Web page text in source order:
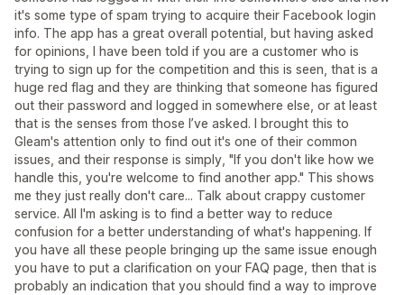
it's some type of spam trying to acquire their Facebook login
info. The app has a great overall potential, but having asked
for opinions, I have been told if you are a customer who is
trying to sign up for the competition and this is seen, that is a
huge red flag and they are thinking that someone has figured
out their password and logged in somewhere else, or at least
that is the senses from those I’ve asked. I brought this to
Gleam's attention only to find out it's one of their common
issues, and their response is simply, "If you don't like how we
handle this, you're welcome to find another app." This shows
me they just really don't care... Talk about crappy customer
service. All I'm asking is to find a better way to reduce
confusion for a better understanding of what's happening. If
you have all these people bringing up the same issue enough
you have to put a clarification on your FAQ page, then that is
probably an indication that you should find a way to improve